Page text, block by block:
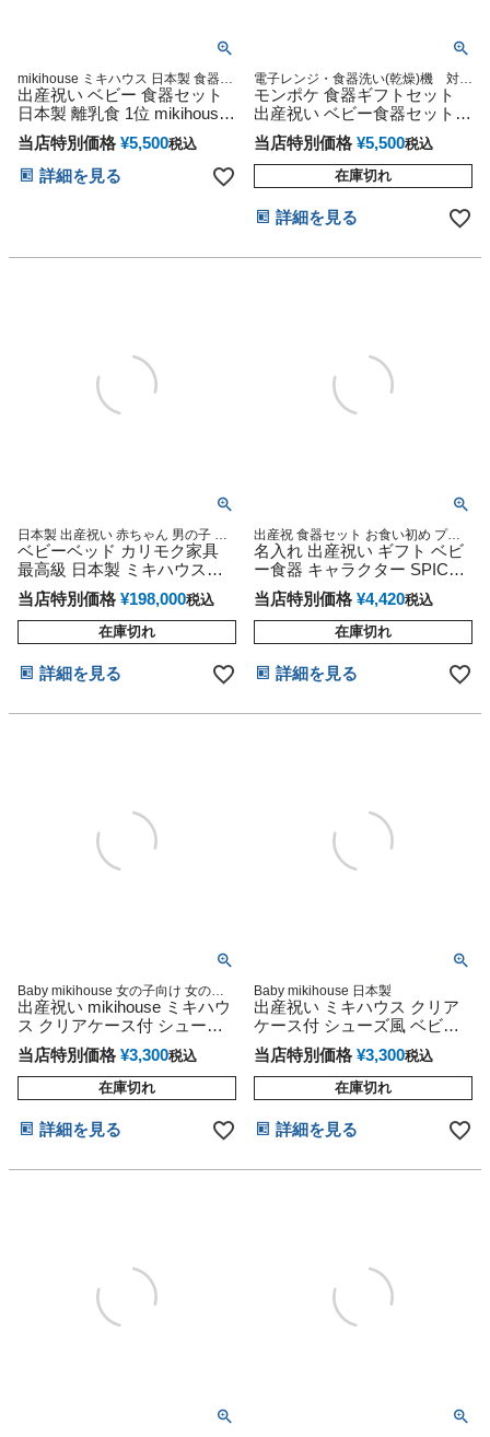
mikihouse ミキハウス 日本製 食器セ
ット 離乳食 テーブルウェアセット
ベビー 赤ちゃん お食い初め 出産祝
い
出産祝い ベビー 食器セット
日本製 離乳食 1位 mikihouse
ミキハウス 箱付 テーブルウ
ェアセット お食い初め 男の
子 女の子 送料無料 ギフト キ
ャラクター 豪華 専門 出産記
当店特別価格 ¥5,500税込
詳細を見る
電子レンジ・食器洗い(乾燥)機 対
応・安心の日本製・陶器6点セット
モンポケ 食器ギフトセット
出産祝い ベビー食器セット
離乳食 送料無料 電子レンジ
食洗機 食器洗い乾燥機 対応
テーブルウェアセット お食い
初め 男の子 女の子 プレゼン
ト ひな祭り キャラクター
当店特別価格 ¥5,500税込
在庫切れ
詳細を見る
日本製 出産祝い 赤ちゃん 男の子 女
の子 mikihouse
ベビーベッド カリモク家具
最高級 日本製 ミキハウス
mikihouse
当店特別価格 ¥198,000税込
在庫切れ
詳細を見る
出産祝 食器セット お食い初め プレ
ゼント 名前入り ネーム入れ かわい
い 木の食器 女の子 男の子 リッチ 贈
り物 送料無料 もらってうれしい 食
べさせやすい
名入れ 出産祝い ギフト ベビ
ー食器 キャラクター SPICE
ウッドトレイ
当店特別価格 ¥4,420税込
在庫切れ
詳細を見る
Baby mikihouse 女の子向け 女の子
用 可愛い お洒落
出産祝い mikihouse ミキハウ
ス クリアケース付 シューズ
風 ベビーソックス
当店特別価格 ¥3,300税込
在庫切れ
詳細を見る
Baby mikihouse 日本製
出産祝い ミキハウス クリア
ケース付 シューズ風 ベビー
ソックス
当店特別価格 ¥3,300税込
在庫切れ
詳細を見る